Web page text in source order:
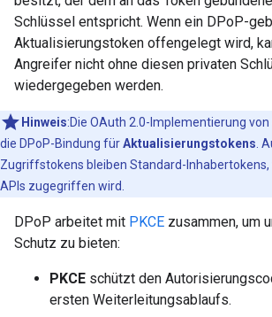
Schlüssel entspricht. Wenn ein DPoP-
Aktualisierungstoken offengelegt wird,
Angreifer nicht ohne diesen privaten
wiedergegeben werden.
Hinweis:Die OAuth 2.0-Implementierung
die DPoP-Bindung fürAktualisierungstokens .
Zugriffstokens bleiben Standard-Inhabertokens,
APIs zugegriffen wird.
DPoP arbeitet mit PKCE zusammen, um
Schutz zu bieten:
PKCE schützt den
ersten Weiterleitungsablaufs.